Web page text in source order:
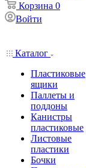
Корзина 0
Войти
Каталог
Пластиковые
ящики
Паллеты и
поддоны
Канистры
пластиковые
Листовые
пластики
Бочки